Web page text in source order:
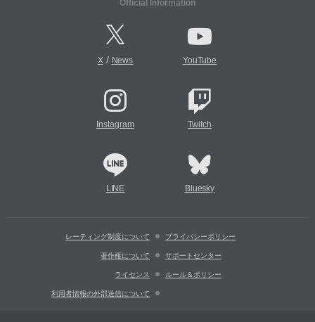
Official Information
X/ News YouTube
Instagram Twitch
LINE Bluesky
レーティング制度について プライバシーポリシー
著作権について サポートセンター
ライセンス ルール＆ポリシー
利用者情報の外部送信について